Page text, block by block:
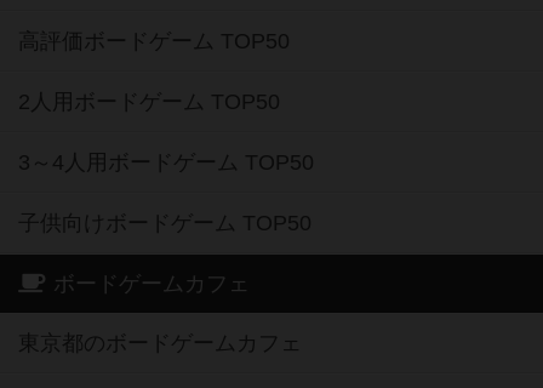
高評価ボードゲーム TOP50
2人用ボードゲーム TOP50
3～4人用ボードゲーム TOP50
子供向けボードゲーム TOP50
ボードゲームカフェ
東京都のボードゲームカフェ